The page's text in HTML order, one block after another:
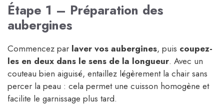
Étape 1 – Préparation des
aubergines
Commencez par laver vos aubergines, puis coupez-
les en deux dans le sens de la longueur. Avec un
couteau bien aiguisé, entaillez légèrement la chair sans
percer la peau : cela permet une cuisson homogène et
facilite le garnissage plus tard.